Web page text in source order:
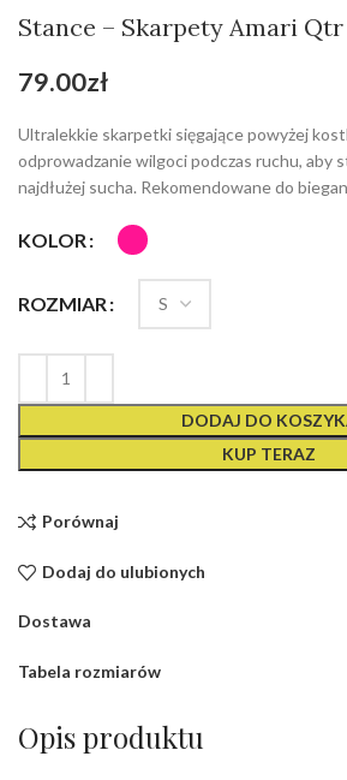
Stance – Skarpety Amari Qtr
79.00zł
Ultralekkie skarpetki sięgające powyżej
odprowadzanie wilgoci podczas ruchu, aby
najdłużej sucha. Rekomendowane do
KOLOR
ROZMIAR
DODAJ DO
KUP TERAZ
Porównaj
Dodaj do ulubionych
Dostawa
Tabela rozmiarów
Opis produktu